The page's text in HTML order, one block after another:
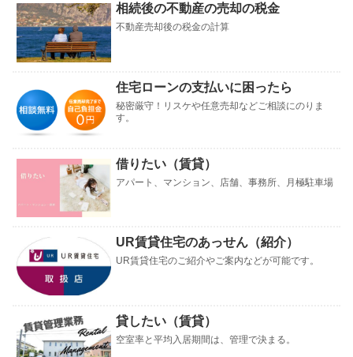
相続後の不動産の売却の税金
不動産売却後の税金の計算
住宅ローンの支払いに困ったら
秘密厳守！リスケや任意売却などご相談にのりま
す。
借りたい（賃貸）
アパート、マンション、店舗、事務所、月極駐車場
UR賃貸住宅のあっせん（紹介）
UR賃貸住宅のご紹介やご案内などが可能です。
貸したい（賃貸）
空室率と平均入居期間は、管理で決まる。